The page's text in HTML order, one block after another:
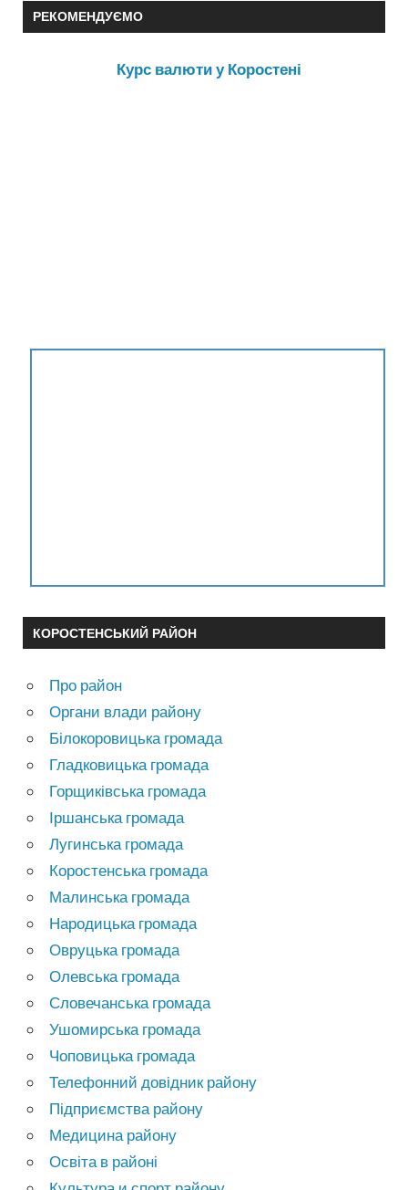
РЕКОМЕНДУЄМО
Курс валюти у Коростені
КОРОСТЕНСЬКИЙ РАЙОН
Про район
Органи влади району
Білокоровицька громада
Гладковицька громада
Горщиківська громада
Іршанська громада
Лугинська громада
Коростенська громада
Малинська громада
Народицька громада
Овруцька громада
Олевська громада
Словечанська громада
Ушомирська громада
Чоповицька громада
Телефонний довідник району
Підприємства району
Медицина району
Освіта в районі